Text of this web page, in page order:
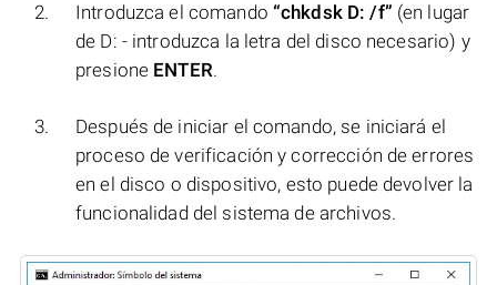
Introduzca el comando “chkdsk D: /f” (en lugar
de D: - introduzca la letra del disco necesario) y
presione ENTER.
Después de iniciar el comando, se iniciará el
proceso de verificación y corrección de errores
en el disco o dispositivo, esto puede devolver la
funcionalidad del sistema de archivos.